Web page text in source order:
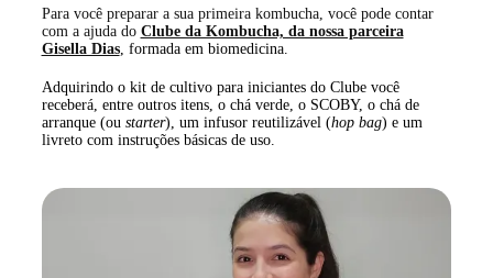
Para você preparar a sua primeira kombucha, você pode contar
com a ajuda do Clube da Kombucha, da nossa parceira
Gisella Dias, formada em biomedicina.
Adquirindo o kit de cultivo para iniciantes do Clube você
receberá, entre outros itens, o chá verde, o SCOBY, o chá de
arranque (ou starter), um infusor reutilizável (hop bag) e um
livreto com instruções básicas de uso.